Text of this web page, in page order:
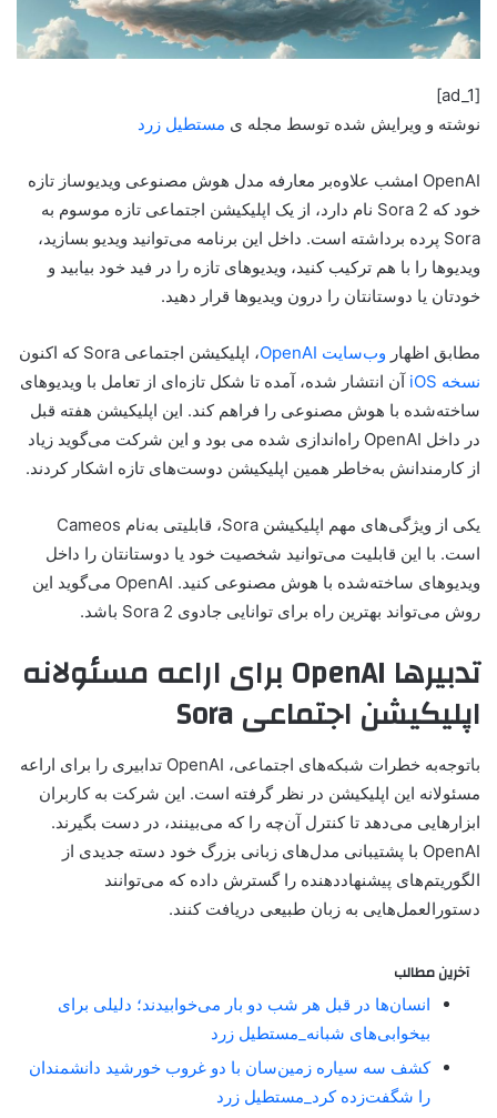
[ad_1]
نوشته و ویرایش شده توسط مجله ی مستطیل زرد
OpenAI امشب علاوه‌بر معارفه مدل هوش مصنوعی ویدیوساز تازه
خود که Sora 2 نام دارد، از یک اپلیکیشن اجتماعی تازه موسوم به
Sora پرده برداشته است. داخل این برنامه می‌توانید ویدیو بسازید،
ویدیوها را با هم ترکیب کنید، ویدیوهای تازه را در فید خود بیابید و
خودتان یا دوستانتان را درون ویدیوها قرار دهید.
مطابق اظهار وب‌سایت OpenAI
، اپلیکیشن اجتماعی Sora که اکنون
نسخه iOS
آن انتشار شده، آمده تا شکل تازه‌ای از تعامل با ویدیوهای
ساخته‌شده با هوش مصنوعی را فراهم کند. این اپلیکیشن هفته قبل
در داخل OpenAI راه‌اندازی شده می بود و این شرکت می‌گوید زیاد
از کارمندانش به‌خاطر همین اپلیکیشن دوست‌های تازه اشکار کردند.
یکی از ویژگی‌های مهم اپلیکیشن Sora، قابلیتی به‌نام Cameos
است. با این قابلیت می‌توانید شخصیت خود یا دوستانتان را داخل
ویدیوهای ساخته‌شده با هوش مصنوعی کنید. OpenAI می‌گوید این
روش می‌تواند بهترین راه برای توانایی جادوی Sora 2 باشد.
تدبیرها OpenAI برای اراعه مسئولانه
اپلیکیشن اجتماعی Sora
باتوجه‌به خطرات شبکه‌های اجتماعی، OpenAI تدابیری را برای اراعه
مسئولانه این اپلیکیشن در نظر گرفته است. این شرکت به کاربران
ابزارهایی می‌دهد تا کنترل آن‌چه را که می‌بینند، در دست بگیرند.
OpenAI با پشتیبانی مدل‌های زبانی بزرگ خود دسته جدیدی از
الگوریتم‌های پیشنهاددهنده را گسترش داده که می‌توانند
دستورالعمل‌هایی به زبان طبیعی دریافت کنند.
آخرین مطالب
انسان‌ها در قبل هر شب دو بار می‌خوابیدند؛ دلیلی برای
بیخوابی‌های شبانه_مستطیل زرد
کشف سه سیاره زمین‌سان با دو غروب خورشید دانشمندان
را شگفت‌زده کرد_مستطیل زرد